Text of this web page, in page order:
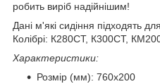
робить виріб надійнішим!
Дані м'які сидіння підходять
Колібрі: К280СТ, К300СТ,
Характеристики:
Розмір (мм): 760х200